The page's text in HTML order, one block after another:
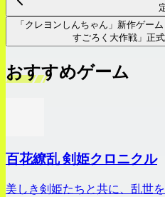
「クレヨンしんちゃん」新作ゲー
すごろく大作戦」正
おすすめゲーム
百花繚乱 剣姫クロニクル
美しき剣姫たちと共に、乱世